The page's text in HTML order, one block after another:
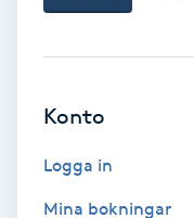
Zonterapi
Konto
Logga in
Mina bokningar